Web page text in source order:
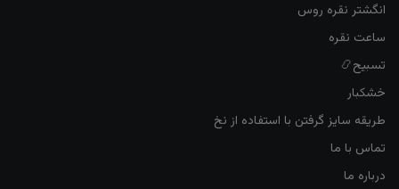
انگشتر نقره روس
ساعت نقره
تسبیح📿
خشکبار
طریقه سایز گرفتن با استفاده از نخ
تماس با ما
درباره ما